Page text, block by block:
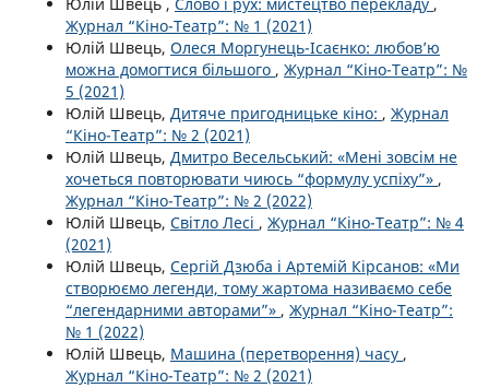
Журнал “Кіно-Театр”: № 1 (2021)
Юлій Швець, Олеся Моргунець-Ісаєнко: любов’ю
можна домогтися більшого , Журнал “Кіно-Театр”: №
5 (2021)
Юлій Швець, Дитяче пригодницьке кіно: , Журнал
“Кіно-Театр”: № 2 (2021)
Юлій Швець, Дмитро Весельський: «Мені зовсім не
хочеться повторювати чиюсь “формулу успіху”» ,
Журнал “Кіно-Театр”: № 2 (2022)
Юлій Швець, Світло Лесі , Журнал “Кіно-Театр”: № 4
(2021)
Юлій Швець, Сергій Дзюба і Артемій Кірсанов: «Ми
створюємо легенди, тому жартома називаємо себе
“легендарними авторами”» , Журнал “Кіно-Театр”:
№ 1 (2022)
Юлій Швець, Машина (перетворення) часу ,
Журнал “Кіно-Театр”: № 2 (2021)